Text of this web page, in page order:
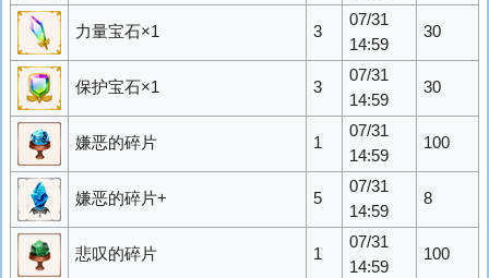
力量宝石×1 3
07/31
14:59
30
保护宝石×1 3
07/31
14:59
30
嫌恶的碎片 1
07/31
14:59
100
嫌恶的碎片+ 5
07/31
14:59
8
悲叹的碎片 1
07/31
14:59
100